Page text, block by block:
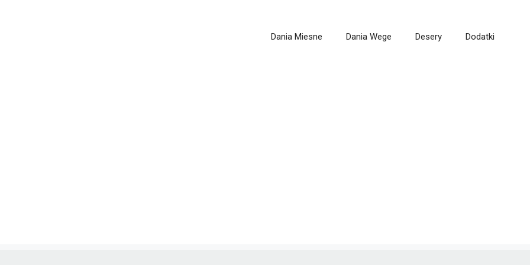
Dania Miesne Dania Wege Desery Dodatki